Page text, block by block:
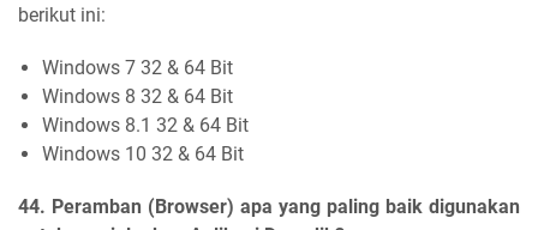
berikut ini:
Windows 7 32 & 64 Bit
Windows 8 32 & 64 Bit
Windows 8.1 32 & 64 Bit
Windows 10 32 & 64 Bit
44. Peramban (Browser) apa yang paling baik digunakan